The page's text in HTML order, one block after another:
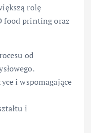
rolę
food printing oraz
od
i wspomagające
i